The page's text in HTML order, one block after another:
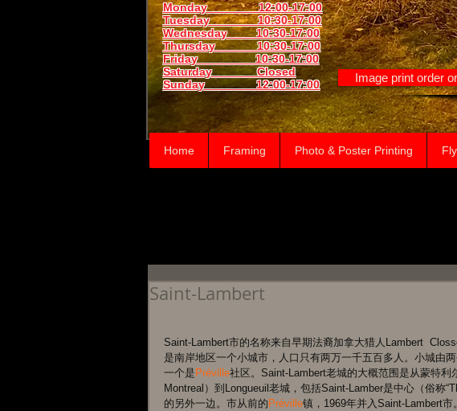
Monday 12:00-17:00
Tuesday 10:30-17:00
Wednesday 10:30-17:00
Thursday10:30-17:00
Friday 10:30-17:00
Saturday Closed
Sunday12:00-17:00
Home Framing Photo & Poster Printing
Image print order
Saint-Lambert
Saint-Lambert市的名称来自早期法裔加拿大猎人Lambert
是南岸地区一个小城市，人口只有两万一千五百多人。小城由
一个是 Préville社区。Saint-Lambert老城的大概范围是从蒙特
Montreal）到Longueuil老城，包括Saint-Lamber是中心（俗称
的另外一边。市从前的 Préville镇，1969年并入Saint-Lambert市。